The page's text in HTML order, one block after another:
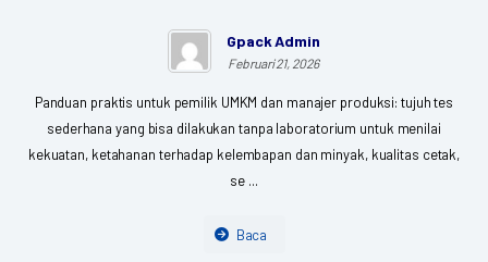
Gpack Admin
Februari 21, 2026
Panduan praktis untuk pemilik UMKM dan manajer produksi: tujuh tes
sederhana yang bisa dilakukan tanpa laboratorium untuk menilai
kekuatan, ketahanan terhadap kelembapan dan minyak, kualitas cetak,
se ...
Baca